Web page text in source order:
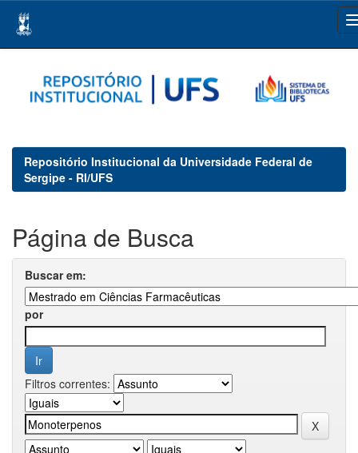
navigation
Repositório Institucional da Universidade Federal de
Sergipe - RI/UFS
Página de Busca
Buscar em:
por
Filtros correntes: